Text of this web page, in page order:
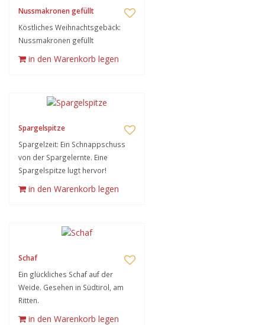
Nussmakronen gefüllt
Köstliches Weihnachtsgebäck:
Nussmakronen gefüllt
in den Warenkorb legen
Spargelspitze
Spargelzeit: Ein Schnappschuss
von der Spargelernte. Eine
Spargelspitze lugt hervor!
in den Warenkorb legen
Schaf
Ein glückliches Schaf auf der
Weide. Gesehen in Südtirol, am
Ritten.
in den Warenkorb legen